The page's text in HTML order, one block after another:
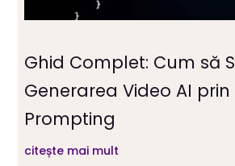
Ghid Complet: Cum să
Generarea Video AI prin
Prompting
citește mai mult